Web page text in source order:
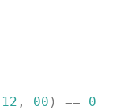
12 , 00 ) == 0